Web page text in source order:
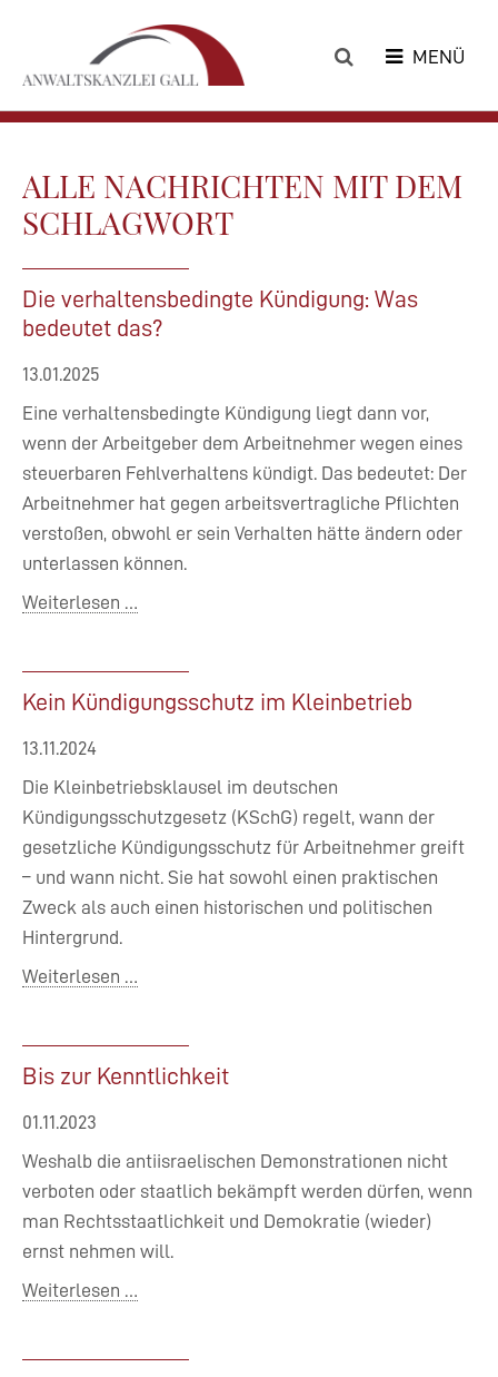
MENÜ
ALLE NACHRICHTEN MIT DEM
SCHLAGWORT
Die verhaltensbedingte Kündigung: Was
bedeutet das?
13.01.2025
Eine verhaltensbedingte Kündigung liegt dann vor,
wenn der Arbeitgeber dem Arbeitnehmer wegen eines
steuerbaren Fehlverhaltens kündigt. Das bedeutet: Der
Arbeitnehmer hat gegen arbeitsvertragliche Pflichten
verstoßen, obwohl er sein Verhalten hätte ändern oder
unterlassen können.
Weiterlesen …
Kein Kündigungsschutz im Kleinbetrieb
13.11.2024
Die Kleinbetriebsklausel im deutschen
Kündigungsschutzgesetz (KSchG) regelt, wann der
gesetzliche Kündigungsschutz für Arbeitnehmer greift
– und wann nicht. Sie hat sowohl einen praktischen
Zweck als auch einen historischen und politischen
Hintergrund.
Weiterlesen …
Kleinbetrieb
Bis zur Kenntlichkeit
01.11.2023
Weshalb die antiisraelischen Demonstrationen nicht
verboten oder staatlich bekämpft werden dürfen, wenn
man Rechtsstaatlichkeit und Demokratie (wieder)
ernst nehmen will.
Weiterlesen …